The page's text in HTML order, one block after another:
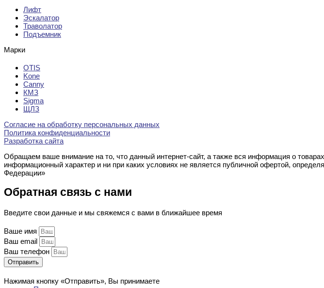
Лифт
Эскалатор
Траволатор
Подъемник
Марки
OTIS
Kone
Canny
КМЗ
Sigma
ЩЛЗ
Согласие на обработку персональных данных
Политика конфиденциальности
Разработка сайта
Обращаем ваше внимание на то, что данный интернет-сайт, а также вся информация о
информационный характер и ни при каких условиях не является публичной офертой,
Федерации»
Обратная связь с нами
Введите свои данные и мы свяжемся с вами в ближайшее время
Ваше имя
Ваш email
Ваш телефон
Отправить
Нажимая кнопку «Отправить», Вы принимаете